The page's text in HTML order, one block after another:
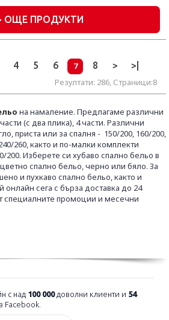
ОЩЕ ПРОДУКТИ
4 5 6 7 8 >
>|
Резултати: 286, Страници:8
на намаление. Предлагаме различни
(с два плика), 4 части. Различни
приста или за спалня - 150/200, 160/200,
260, както и по-малки комплекти
200. Изберете си хубаво спално бельо в
спално бельо, черно или бяло. За
и пухкаво спално бельо, както и
онлайн сега с бърза доставка до 24
специалните промоции и месечни
с над 100 000доволни клиенти и 54
Facebook.